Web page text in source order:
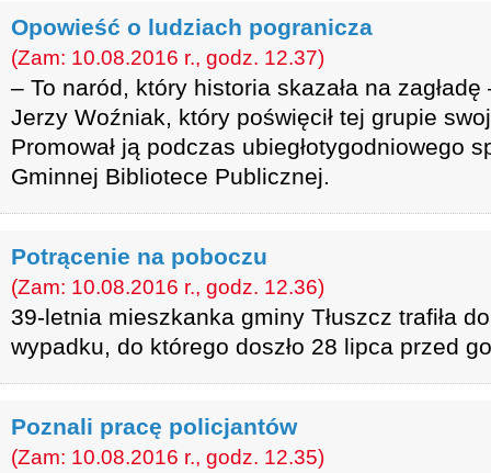
Opowieść o ludziach pogranicza
(Zam: 10.08.2016 r., godz. 12.37)
– To naród, który historia skazała na
Jerzy Woźniak, który poświęcił tej grupie
Promował ją podczas ubiegłotygodniowego
Gminnej Bibliotece Publicznej.
Potrącenie na poboczu
(Zam: 10.08.2016 r., godz. 12.36)
39-letnia mieszkanka gminy Tłuszcz trafiła
wypadku, do którego doszło 28 lipca przed
Poznali pracę policjantów
(Zam: 10.08.2016 r., godz. 12.35)